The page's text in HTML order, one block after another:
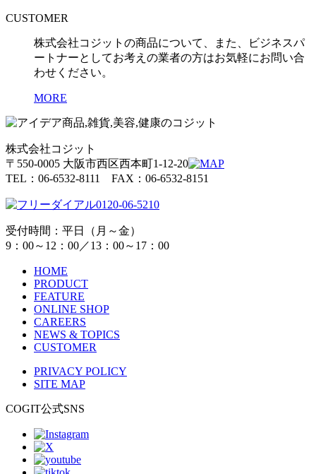
CUSTOMER
株式会社コジットの商品について、また、ビジネスパ
ートナーとしてお考えの業者の方はお気軽にお問い合
わせください。
MORE
株式会社コジット
〒550-0005 大阪市西区西本町1-12-20
TEL：06-6532-8111 FAX：06-6532-8151
0120-06-5210
受付時間：平日（月～金）
9：00～12：00／13：00～17：00
HOME
PRODUCT
FEATURE
ONLINE SHOP
CAREERS
NEWS & TOPICS
CUSTOMER
PRIVACY POLICY
SITE MAP
COGIT公式SNS